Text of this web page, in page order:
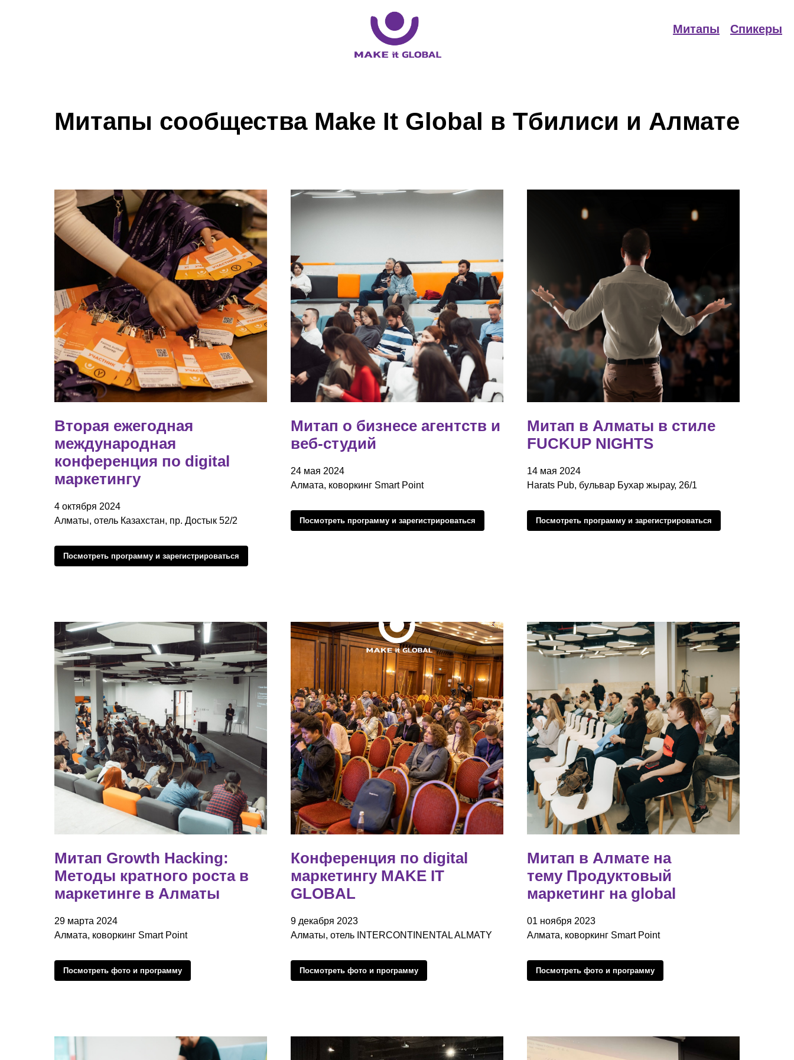
Митапы Спикеры
Митапы сообщества Make It Global в Тбилиси и Алмате
Вторая ежегодная
международная
конференция по digital
маркетингу
4 октября 2024
Алматы, отель Казахстан, пр. Достык 52/2
Посмотреть программу и зарегистрироваться
Митап о бизнесе агентств и
веб-студий
24 мая 2024
Алмата, коворкинг Smart Point
Посмотреть программу и зарегистрироваться
Митап в Алматы в стиле
FUCKUP NIGHTS
14 мая 2024
Harats Pub, бульвар Бухар жырау, 26/1
Посмотреть программу и зарегистрироваться
Митап Growth Hacking:
Методы кратного роста в
маркетинге в Алматы
29 марта 2024
Алмата, коворкинг Smart Point
Посмотреть фото и программу
Конференция по digital
маркетингу MAKE IT
GLOBAL
9 декабря 2023
Алматы, отель INTERCONTINENTAL ALMATY
Посмотреть фото и программу
Митап в Алмате на
тему Продуктовый
маркетинг на global
01 ноября 2023
Алмата, коворкинг Smart Point
Посмотреть фото и программу